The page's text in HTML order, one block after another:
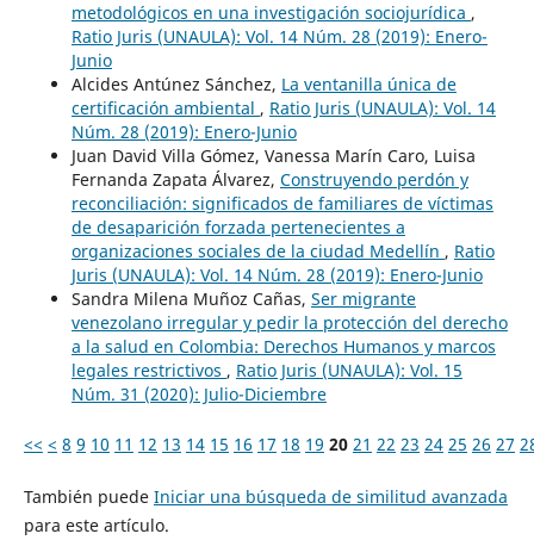
metodológicos en una investigación sociojurídica ,
Ratio Juris (UNAULA): Vol. 14 Núm. 28 (2019): Enero-
Junio
Alcides Antúnez Sánchez, La ventanilla única de
certificación ambiental , Ratio Juris (UNAULA): Vol. 14
Núm. 28 (2019): Enero-Junio
Juan David Villa Gómez, Vanessa Marín Caro, Luisa
Fernanda Zapata Álvarez, Construyendo perdón y
reconciliación: significados de familiares de víctimas
de desaparición forzada pertenecientes a
organizaciones sociales de la ciudad Medellín , Ratio
Juris (UNAULA): Vol. 14 Núm. 28 (2019): Enero-Junio
Sandra Milena Muñoz Cañas, Ser migrante
venezolano irregular y pedir la protección del derecho
a la salud en Colombia: Derechos Humanos y marcos
legales restrictivos , Ratio Juris (UNAULA): Vol. 15
Núm. 31 (2020): Julio-Diciembre
<< < 8 9 10 11 12 13 14 15 16 17 18 19 20 21 22 23 24 25 26 27
También puede Iniciar una búsqueda de similitud avanzada
para este artículo.